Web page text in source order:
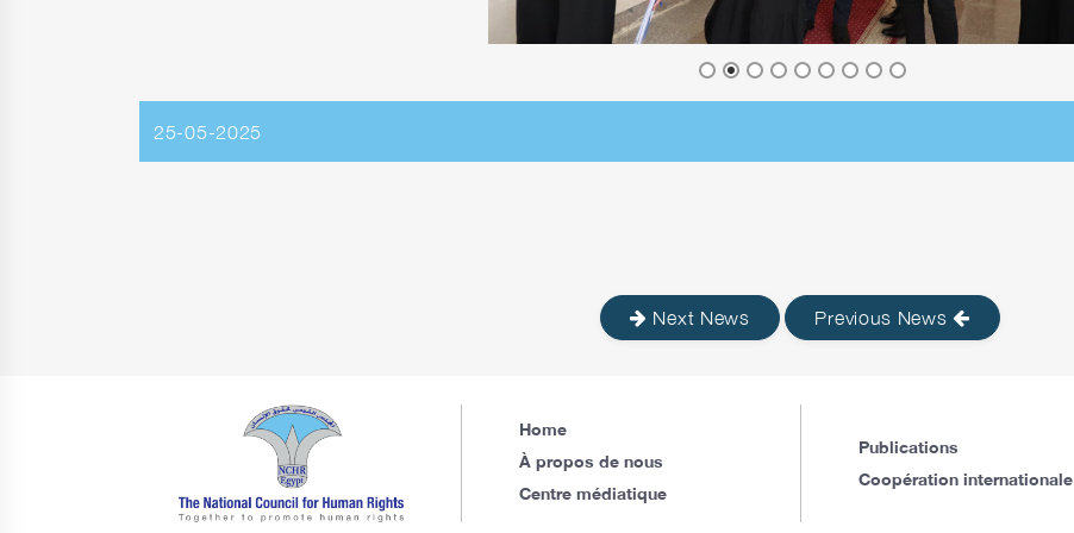
25-05-2025
Next News Previous News
Home
À propos de nous
Centre médiatique
Publications
Coopération internationale